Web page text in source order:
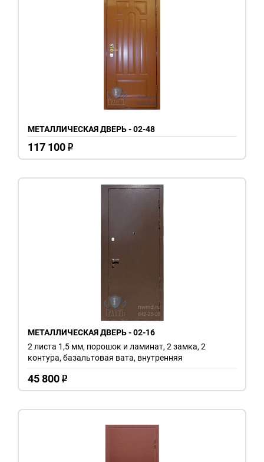
МЕТАЛЛИЧЕСКАЯ ДВЕРЬ - 02-48
117 100 o
МЕТАЛЛИЧЕСКАЯ ДВЕРЬ - 02-16
45 800 o
2 листа 1,5 мм, порошок и ламинат, 2 замка, 2
контура, базальтовая вата, внутренняя